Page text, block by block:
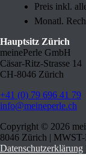
Preis inkl.
Monatl.
Hauptsitz Zürich
meinePerle GmbH
Cäsar-Ritz-Strasse 14
CH-8046 Zürich
+41 (0) 79 696 41 79
info@meineperle.ch
Copyright © 2026
8046 Zürich |
Datenschutzerklärung